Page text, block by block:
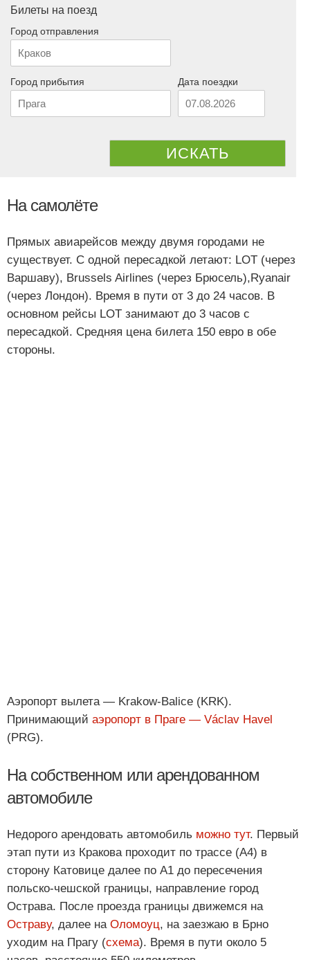
Билеты на поезд
Город отправления
Город прибытия Дата поездки
ИСКАТЬ
На самолёте
Прямых авиарейсов между двумя городами не
существует. С одной пересадкой летают: LOT (через
Варшаву), Brussels Airlines (через Брюсель),Ryanair
(через Лондон). Время в пути от 3 до 24 часов. В
основном рейсы LOT занимают до 3 часов с
пересадкой. Средняя цена билета 150 евро в обе
стороны.
Аэропорт вылета — Krakow-Balice (KRK).
Принимающий аэропорт в Праге — Václav Havel
(PRG).
На собственном или арендованном
автомобиле
Недорого арендовать автомобиль можно тут. Первый
этап пути из Кракова проходит по трассе (А4) в
сторону Катовице далее по А1 до пересечения
польско-чешской границы, направление город
Острава. После проезда границы движемся на
Остраву, далее на Оломоуц, на заезжаю в Брно
уходим на Прагу (схема). Время в пути около 5